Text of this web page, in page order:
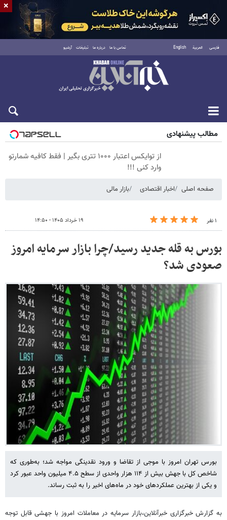
فارسی العربية English تماس با ما درباره ما تبلیغات آرشیو
پنجشنبه ۱۵ مرداد ۱۴۰۵
مطالب پیشنهادی
از توایکس اعتبار ۱۰۰۰ تتری بگیر | فقط کافیه شمارتو
وارد کنی !!!
صفحه اصلی اخبار اقتصادی بازار مالی
۱ نفر ۱۹ خرداد ۱۴۰۵ - ۱۴:۵۰
بورس به قله جدید رسید/چرا بازار سرمایه امروز
صعودی شد؟
بورس تهران امروز با موجی از تقاضا و ورود نقدینگی مواجه شد؛ به‌طوری که
شاخص کل با جهش بیش از ۱۱۴ هزار واحدی از سطح ۴.۵ میلیون واحد عبور کرد
و یکی از بهترین عملکردهای خود در ماه‌های اخیر را به ثبت رساند.
به گزارش خبرگزاری خبرآنلاین،بازار سرمایه در معاملات امروز با جهشی قابل توجه
×